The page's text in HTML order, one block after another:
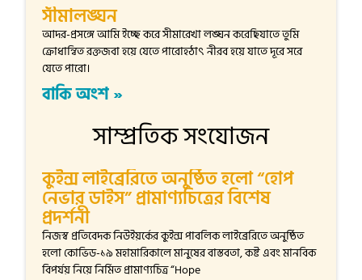
সীমালঙ্ঘন
আদর-প্রসঙ্গে আমি ইচ্ছে করে সীমারেখা লঙ্ঘন করেছিযাতে তুমি
ক্রোধান্বিত রক্তজবা হয়ে যেতে পারোহঠাৎ নীরব হয়ে যাতে দূরে সরে
যেতে পারো।
বাকি অংশ »
সাম্প্রতিক সংযোজন
কুইন্স লাইব্রেরিতে অনুষ্ঠিত হলো “হোপ
নেভার ডাইস” প্রামাণ্যচিত্রের বিশেষ
প্রদর্শনী
নিজস্ব প্রতিবেদক নিউইয়র্কের কুইন্স পাবলিক লাইব্রেরিতে অনুষ্ঠিত
হলো কোভিড-১৯ মহামারিকালে মানুষের বাস্তবতা, কষ্ট এবং মানবিক
বিপর্যয় নিয়ে নির্মিত প্রামাণ্যচিত্র “Hope